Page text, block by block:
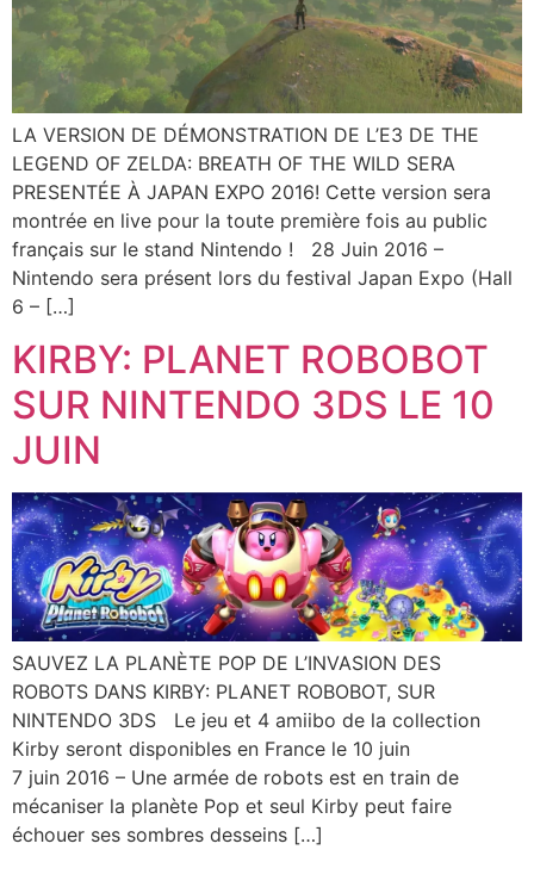
LA VERSION DE DÉMONSTRATION DE L’E3 DE THE
LEGEND OF ZELDA: BREATH OF THE WILD SERA
PRESENTÉE À JAPAN EXPO 2016! Cette version sera
montrée en live pour la toute première fois au public
français sur le stand Nintendo ! 28 Juin 2016 –
Nintendo sera présent lors du festival Japan Expo (Hall
6 – […]
KIRBY: PLANET ROBOBOT
SUR NINTENDO 3DS LE 10
JUIN
SAUVEZ LA PLANÈTE POP DE L’INVASION DES
ROBOTS DANS KIRBY: PLANET ROBOBOT, SUR
NINTENDO 3DS Le jeu et 4 amiibo de la collection
Kirby seront disponibles en France le 10 juin
7 juin 2016 – Une armée de robots est en train de
mécaniser la planète Pop et seul Kirby peut faire
échouer ses sombres desseins […]